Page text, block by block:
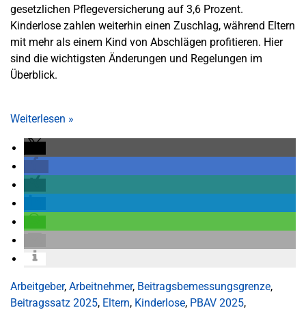
gesetzlichen Pflegeversicherung auf 3,6 Prozent.
Kinderlose zahlen weiterhin einen Zuschlag, während Eltern
mit mehr als einem Kind von Abschlägen profitieren. Hier
sind die wichtigsten Änderungen und Regelungen im
Überblick.
Weiterlesen »
Arbeitgeber, Arbeitnehmer, Beitragsbemessungsgrenze,
Beitragssatz 2025, Eltern, Kinderlose, PBAV 2025,